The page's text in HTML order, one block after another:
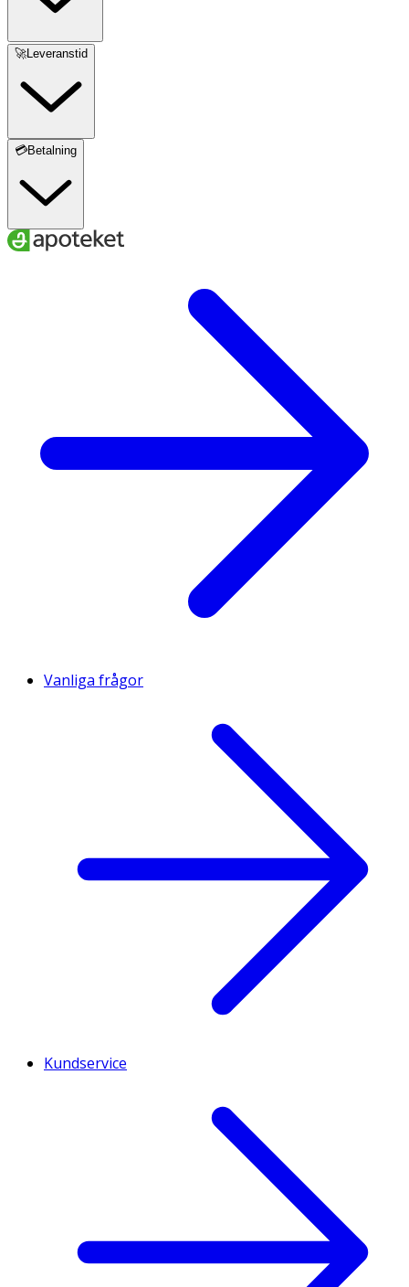
🚀Leveranstid
💳Betalning
Vanliga frågor
Kundservice